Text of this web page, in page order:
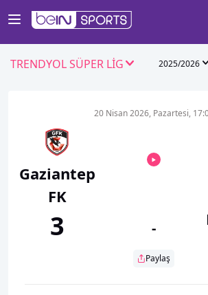
TRENDYOL SÜPER LİG 2025/2026
Gaziantep
FK
3
20 Nisan 2026, Pazartesi,
-
Paylaş